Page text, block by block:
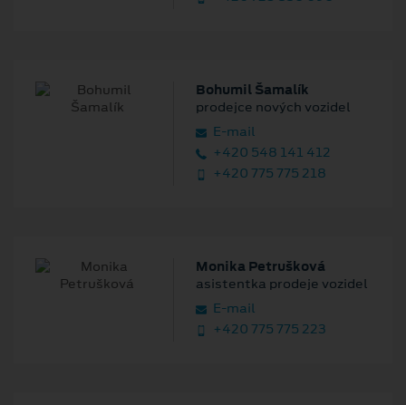
Bohumil Šamalík
prodejce nových vozidel
E‑mail
+420 548 141 412
+420 775 775 218
Monika Petrušková
asistentka prodeje vozidel
E‑mail
+420 775 775 223